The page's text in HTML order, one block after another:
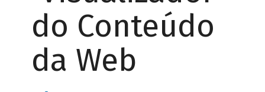
do Conteúdo
da Web